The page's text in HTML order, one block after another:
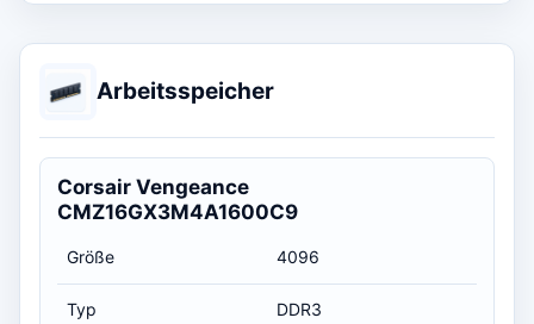
Arbeitsspeicher
Corsair Vengeance
CMZ16GX3M4A1600C9
Größe 4096
Typ DDR3